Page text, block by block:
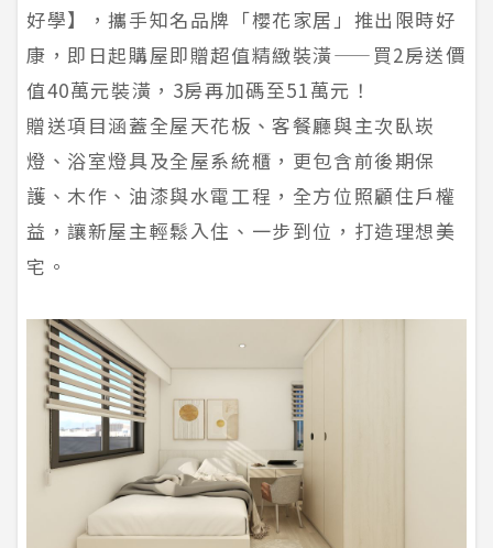
好學】，攜手知名品牌「櫻花家居」推出限時好
康，即日起購屋即贈超值精緻裝潢——買2房送價
值40萬元裝潢，3房再加碼至51萬元！
贈送項目涵蓋全屋天花板、客餐廳與主次臥崁
燈、浴室燈具及全屋系統櫃，更包含前後期保
護、木作、油漆與水電工程，全方位照顧住戶權
益，讓新屋主輕鬆入住、一步到位，打造理想美
宅。